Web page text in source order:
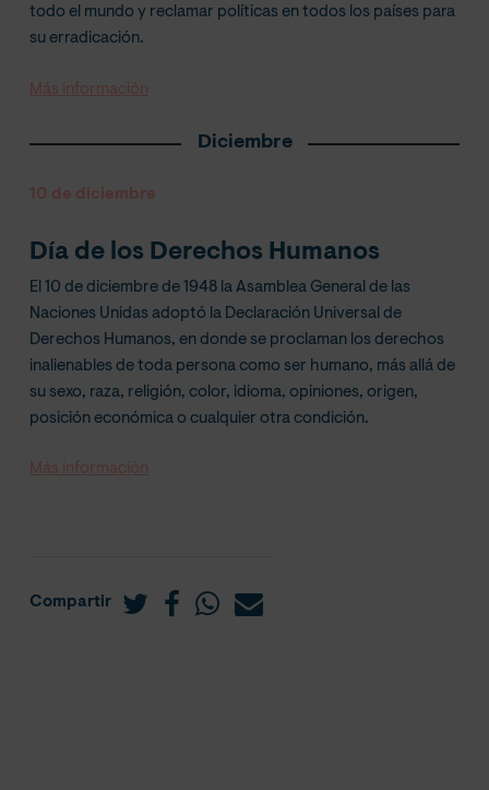
todo el mundo y reclamar políticas en todos los países para
su erradicación.
Más información
Diciembre
10 de diciembre
Día de los Derechos Humanos
El 10 de diciembre de 1948 la Asamblea General de las
Naciones Unidas adoptó la Declaración Universal de
Derechos Humanos, en donde se proclaman los derechos
inalienables de toda persona como ser humano, más allá de
su sexo, raza, religión, color, idioma, opiniones, origen,
posición económica o cualquier otra condición.
Más información
Compartir